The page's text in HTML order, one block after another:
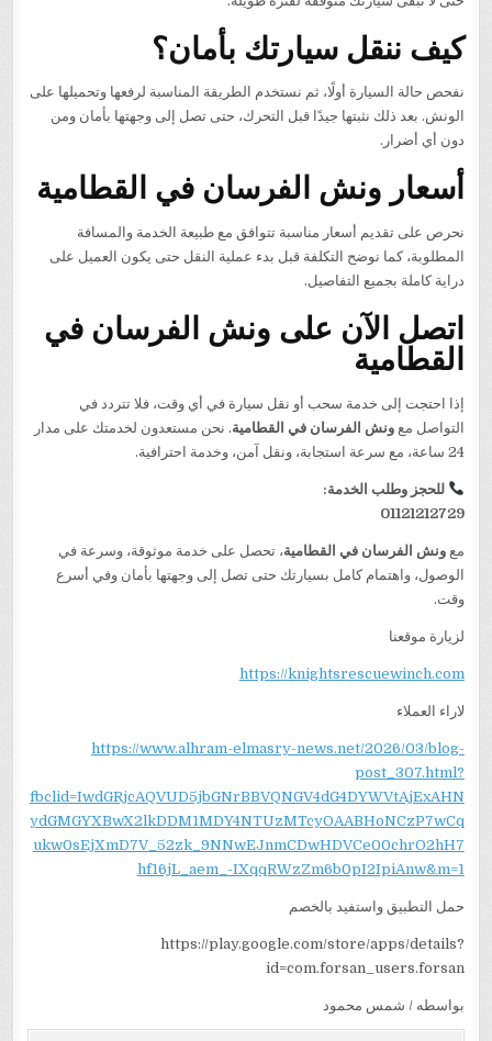
كيف ننقل سيارتك بأمان؟
نفحص حالة السيارة أولًا، ثم نستخدم الطريقة المناسبة لرفعها وتحميلها على
الونش. بعد ذلك نثبتها جيدًا قبل التحرك، حتى تصل إلى وجهتها بأمان ومن
دون أي أضرار.
أسعار ونش الفرسان في القطامية
نحرص على تقديم أسعار مناسبة تتوافق مع طبيعة الخدمة والمسافة
المطلوبة، كما نوضح التكلفة قبل بدء عملية النقل حتى يكون العميل على
دراية كاملة بجميع التفاصيل.
اتصل الآن على ونش الفرسان في
القطامية
إذا احتجت إلى خدمة سحب أو نقل سيارة في أي وقت، فلا تتردد في
التواصل معونش الفرسان في القطامية. نحن مستعدون لخدمتك على مدار
24 ساعة، مع سرعة استجابة، ونقل آمن، وخدمة احترافية.
للحجز وطلب الخدمة:
01121212729
معونش الفرسان في القطامية، تحصل على خدمة موثوقة، وسرعة في
الوصول، واهتمام كامل بسيارتك حتى تصل إلى وجهتها بأمان وفي أسرع
وقت.
لزيارة موقعنا
https://knightsrescuewinch.com
لاراء العملاء
https://www.alhram-elmasry-news.net/2026/03/blog-
post_307.html?
fbclid=IwdGRjcAQVUD5jbGNrBBVQNGV4dG4DYWVtAjExAHN
ydGMGYXBwX2lkDDM1MDY4NTUzMTcyOAABHoNCzP7wCq
ukw0sEjXmD7V_52zk_9NNwEJnmCDwHDVCe00chrO2hH7
hf16jL_aem_-IXqqRWzZm6b0pI2IpiAnw&m=1
حمل التطبيق واستفيد بالخصم
https://play.google.com/store/apps/details?
id=com.forsan_users.forsan
بواسطه / شمس محمود